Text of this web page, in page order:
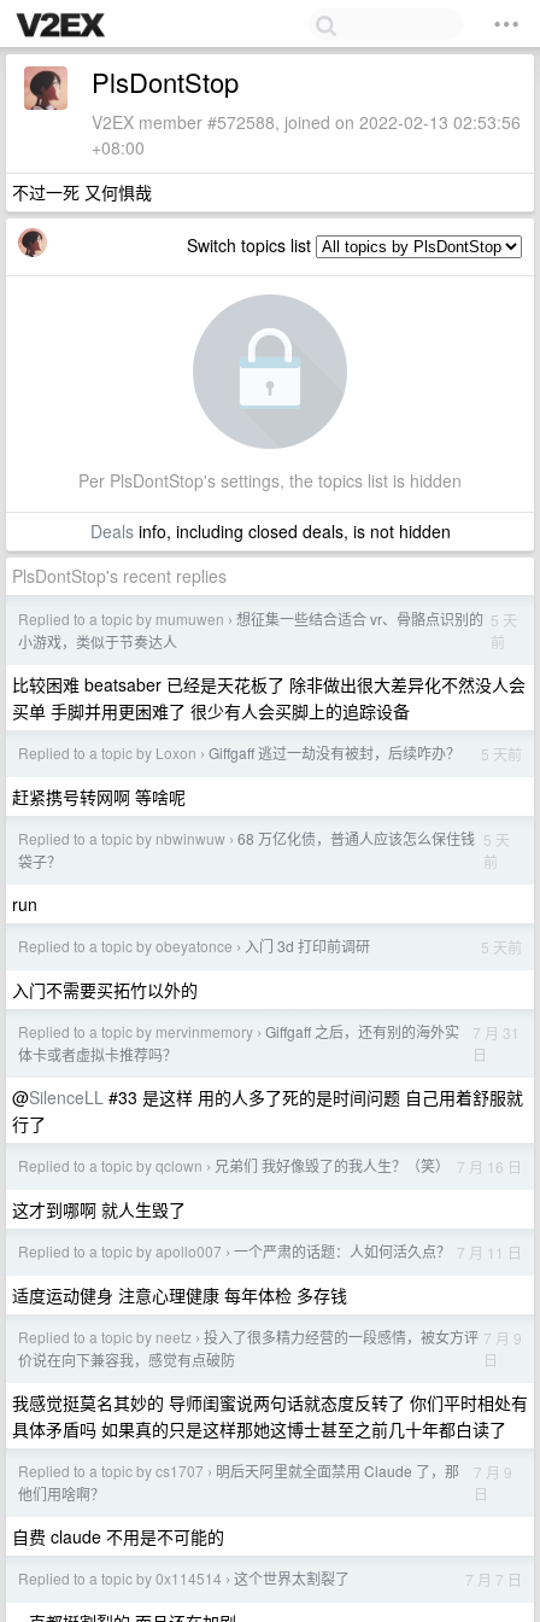
PlsDontStop
V2EX member #572588, joined on 2022-02-13 02:53:56
+08:00
不过一死 又何惧哉
Switch topics list
Per PlsDontStop's settings, the topics list is hidden
Dealsinfo, including closed deals, is not hidden
PlsDontStop's recent replies
Replied to a topic by mumuwen › 想征集一些结合适合 vr、骨骼点识别的
小游戏，类似于节奏达人
5 天
前
比较困难 beatsaber 已经是天花板了 除非做出很大差异化不然没人会
买单 手脚并用更困难了 很少有人会买脚上的追踪设备
Replied to a topic by Loxon › Giffgaff 逃过一劫没有被封，后续咋办？ 5 天前
赶紧携号转网啊 等啥呢
Replied to a topic by nbwinwuw › 68 万亿化债，普通人应该怎么保住钱
袋子？
5 天
前
run
Replied to a topic by obeyatonce › 入门 3d 打印前调研 5 天前
入门不需要买拓竹以外的
Replied to a topic by mervinmemory › Giffgaff 之后，还有别的海外实
体卡或者虚拟卡推荐吗？
7 月 31
日
@SilenceLL #33 是这样 用的人多了死的是时间问题 自己用着舒服就
行了
Replied to a topic by qclown › 兄弟们 我好像毁了的我人生？（笑） 7 月 16 日
这才到哪啊 就人生毁了
Replied to a topic by apollo007 › 一个严肃的话题：人如何活久点？ 7 月 11 日
适度运动健身 注意心理健康 每年体检 多存钱
Replied to a topic by neetz › 投入了很多精力经营的一段感情，被女方评
价说在向下兼容我，感觉有点破防
7 月 9
日
我感觉挺莫名其妙的 导师闺蜜说两句话就态度反转了 你们平时相处有
具体矛盾吗 如果真的只是这样那她这博士甚至之前几十年都白读了
Replied to a topic by cs1707 › 明后天阿里就全面禁用 Claude 了，那
他们用啥啊？
7 月 9
日
自费 claude 不用是不可能的
Replied to a topic by 0x114514 › 这个世界太割裂了 7 月 7 日